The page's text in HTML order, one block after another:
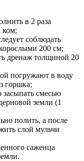
в 2 раза
ком;
соблюдать
200 см;
дренаж толщиной 20
погружают в воду
горшка;
засыпать смесью
земли (1
полить, а после
слой мульчи
саженца